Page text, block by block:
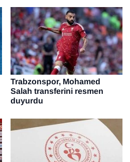
Trabzonspor, Mohamed
Salah transferini resmen
duyurdu